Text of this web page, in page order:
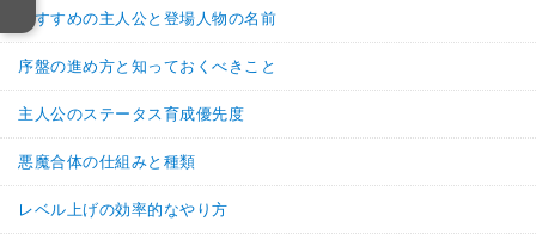
このコメントの画像は非表示状態に設定されています
画像を表示する
※不適切な画像である可能性がありますのでご注意ください
返信(0) 3 14
おすすめの主人公と登場人物の名前
序盤の進め方と知っておくべきこと
主人公のステータス育成優先度
悪魔合体の仕組みと種類
レベル上げの効率的なやり方